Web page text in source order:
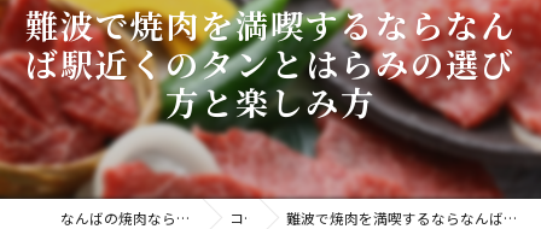
難波で焼肉を満喫するならなん
ば駅近くのタンとはらみの選び
方と楽しみ方
なんばの焼肉ならホルモン焼肉 七福 難波店 コラム 難波で焼肉を満喫するならなんば駅近くのタンとはらみの選び方と楽しみ方